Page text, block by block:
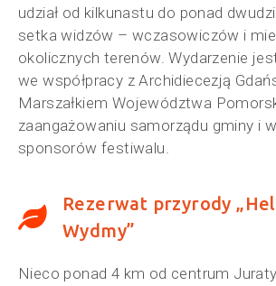
udział od kilkunastu do ponad
setka widzów – wczasowiczów i
okolicznych terenów. Wydarzenie
we współpracy z Archidiecezją
Marszałkiem Województwa
zaangażowaniu samorządu gminy i
sponsorów festiwalu.
Rezerwat przyrody
Wydmy”
Nieco ponad 4 km od centrum